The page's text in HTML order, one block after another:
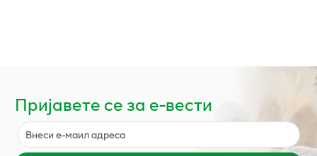
Пријавете се за е-вести